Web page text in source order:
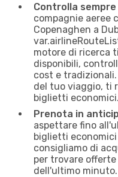
Controlla
compagnie aeree
Copenaghen a
motore di ricerca
disponibili,
cost e
del tuo viaggio, ti
biglietti economici.
Prenota in
aspettare fino
biglietti
consigliamo di
per trovare
dell'ultimo minuto.